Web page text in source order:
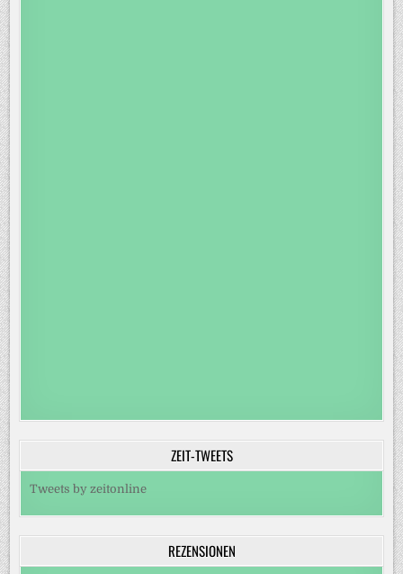
ZEIT-TWEETS
Tweets by zeitonline
REZENSIONEN